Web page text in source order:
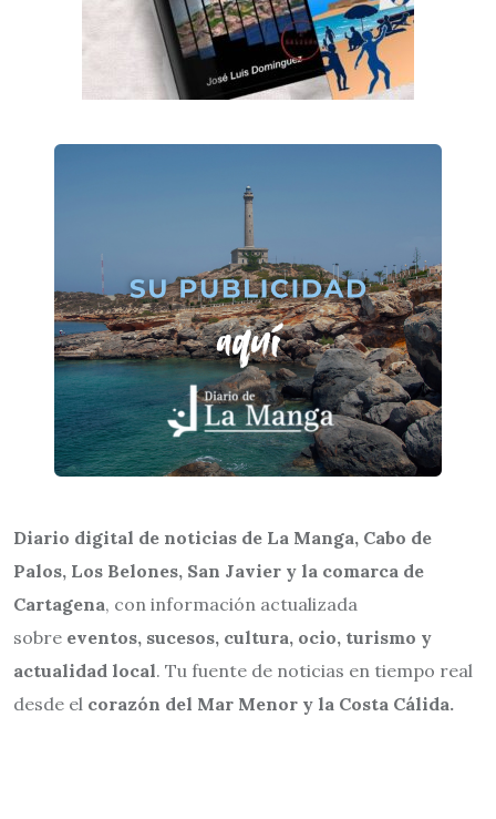
Diario digital de noticias de La Manga, Cabo de
Palos, Los Belones, San Javier y la comarca de
Cartagena, con información actualizada
sobre eventos, sucesos, cultura, ocio, turismo y
actualidad local. Tu fuente de noticias en tiempo real
desde el corazón del Mar Menor y la Costa Cálida.